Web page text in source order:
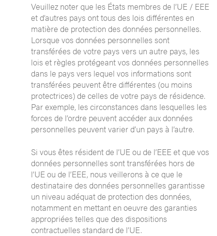
Veuillez noter que les États membres de l’UE / EEE
et d’autres pays ont tous des lois différentes en
matière de protection des données personnelles.
Lorsque vos données personnelles sont
transférées de votre pays vers un autre pays, les
lois et règles protégeant vos données personnelles
dans le pays vers lequel vos informations sont
transférées peuvent être différentes (ou moins
protectrices) de celles de votre pays de résidence.
Par exemple, les circonstances dans lesquelles les
forces de l’ordre peuvent accéder aux données
personnelles peuvent varier d’un pays à l’autre.
Si vous êtes résident de l’UE ou de l’EEE et que vos
données personnelles sont transférées hors de
l’UE ou de l’EEE, nous veillerons à ce que le
destinataire des données personnelles garantisse
un niveau adéquat de protection des données,
notamment en mettant en oeuvre des garanties
appropriées telles que des dispositions
contractuelles standard de l’UE.